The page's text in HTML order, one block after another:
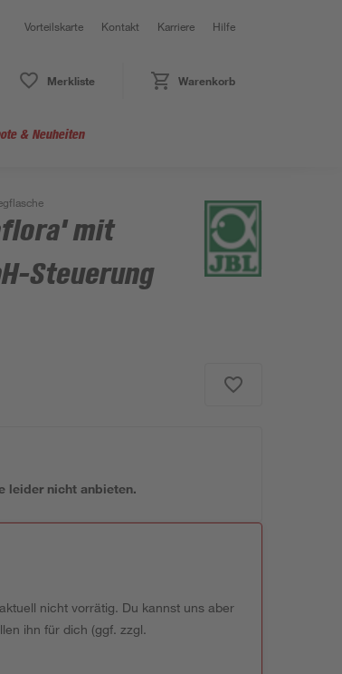
Vorteilskarte Kontakt Karriere Hilfe
Merkliste Warenkorb
& Neuheiten
mit
Steuerung
leider nicht anbieten.
nicht vorrätig. Du kannst uns aber
ihn für dich (ggf. zzgl.